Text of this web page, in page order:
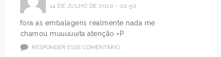
14 DE JULHO DE 2010 - 02:50
fora as embalagens realmente nada me
chamou muuuuuita atenção =P
RESPONDER ESSE COMENTÁRIO